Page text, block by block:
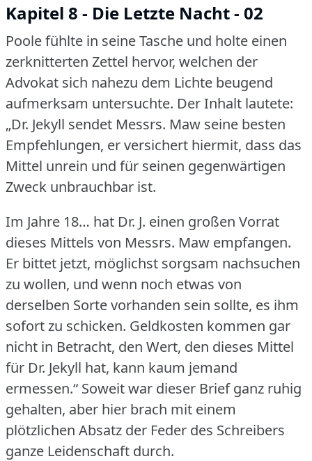
Kapitel 8 - Die Letzte Nacht - 02
Poole fühlte in seine Tasche und holte einen
zerknitterten Zettel hervor, welchen der
Advokat sich nahezu dem Lichte beugend
aufmerksam untersuchte. Der Inhalt lautete:
„Dr. Jekyll sendet Messrs. Maw seine besten
Empfehlungen, er versichert hiermit, dass das
Mittel unrein und für seinen gegenwärtigen
Zweck unbrauchbar ist.
Im Jahre 18… hat Dr. J. einen großen Vorrat
dieses Mittels von Messrs. Maw empfangen.
Er bittet jetzt, möglichst sorgsam nachsuchen
zu wollen, und wenn noch etwas von
derselben Sorte vorhanden sein sollte, es ihm
sofort zu schicken. Geldkosten kommen gar
nicht in Betracht, den Wert, den dieses Mittel
für Dr. Jekyll hat, kann kaum jemand
ermessen.“ Soweit war dieser Brief ganz ruhig
gehalten, aber hier brach mit einem
plötzlichen Absatz der Feder des Schreibers
ganze Leidenschaft durch.